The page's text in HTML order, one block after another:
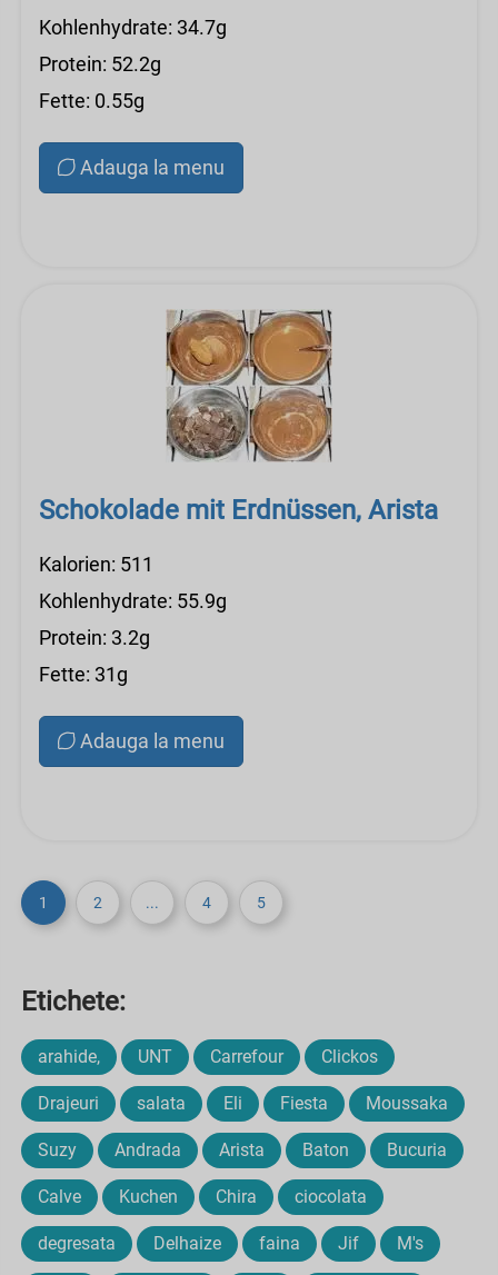
Kohlenhydrate: 34.7g
Protein: 52.2g
Fette: 0.55g
Adauga la menu
Schokolade mit Erdnüssen, Arista
Kalorien: 511
Kohlenhydrate: 55.9g
Protein: 3.2g
Fette: 31g
Adauga la menu
1 2 ... 4 5
Etichete:
arahide, UNT Carrefour Clickos
Drajeuri salata Eli Fiesta Moussaka
Suzy Andrada Arista Baton Bucuria
Calve Kuchen Chira ciocolata
degresata Delhaize faina Jif M's